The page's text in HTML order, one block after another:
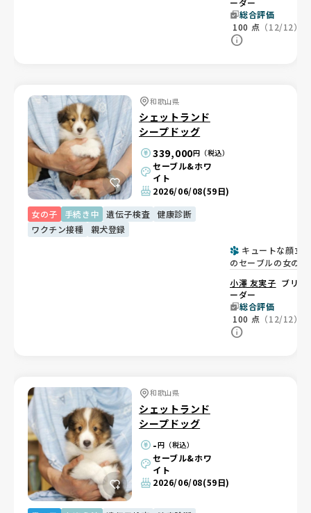
ーダー
総合評価
100 点 （12/12）
和歌山県
シェットランド
シープドッグ
339,000円（税込）
セーブル&ホワ
イト
2026/06/08(59日)
女の子
手続き中 遺伝子検査
健康診断
ワクチン接種
親犬登録
キュートな顔立ち
のセーブルの女の子
小澤 友実子 ブリ
ーダー
総合評価
100 点 （12/12）
和歌山県
シェットランド
シープドッグ
-円（税込）
セーブル&ホワ
イト
2026/06/08(59日)